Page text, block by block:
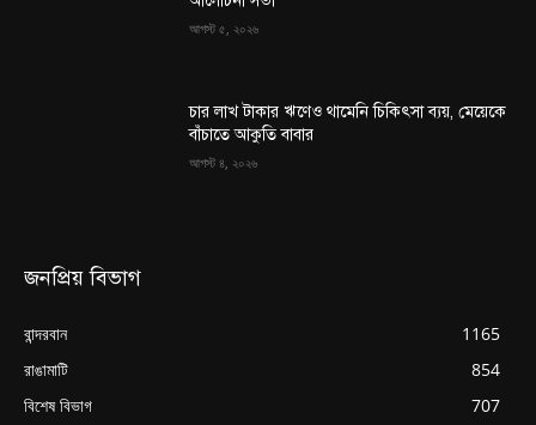
আগস্ট ৫, ২০২৬
চার লাখ টাকার ঋণেও থামেনি চিকিৎসা ব্যয়, মেয়েকে
বাঁচাতে আকুতি বাবার
আগস্ট ৪, ২০২৬
জনপ্রিয় বিভাগ
বান্দরবান
1165
রাঙামাটি
854
বিশেষ বিভাগ
707